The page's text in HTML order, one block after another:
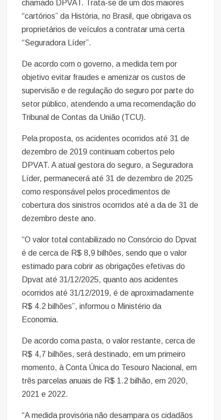
chamado DPVAT. Trata-se de um dos maiores
“cartórios” da História, no Brasil, que obrigava os
proprietários de veículos a contratar uma certa
“Seguradora Líder”.
De acordo com o governo, a medida tem por
objetivo evitar fraudes e amenizar os custos de
supervisão e de regulação do seguro por parte do
setor público, atendendo a uma recomendação do
Tribunal de Contas da União (TCU).
Pela proposta, os acidentes ocorridos até 31 de
dezembro de 2019 continuam cobertos pelo
DPVAT. A atual gestora do seguro, a Seguradora
Líder, permanecerá até 31 de dezembro de 2025
como responsável pelos procedimentos de
cobertura dos sinistros ocorridos até a da de 31 de
dezembro deste ano.
“O valor total contabilizado no Consórcio do Dpvat
é de cerca de R$ 8,9 bilhões, sendo que o valor
estimado para cobrir as obrigações efetivas do
Dpvat até 31/12/2025, quanto aos acidentes
ocorridos até 31/12/2019, é de aproximadamente
R$ 4.2 bilhões”, informou o Ministério da
Economia.
De acordo coma pasta, o valor restante, cerca de
R$ 4,7 bilhões, será destinado, em um primeiro
momento, à Conta Única do Tesouro Nacional, em
três parcelas anuais de R$ 1.2 bilhão, em 2020,
2021 e 2022.
“A medida provisória não desampara os cidadãos